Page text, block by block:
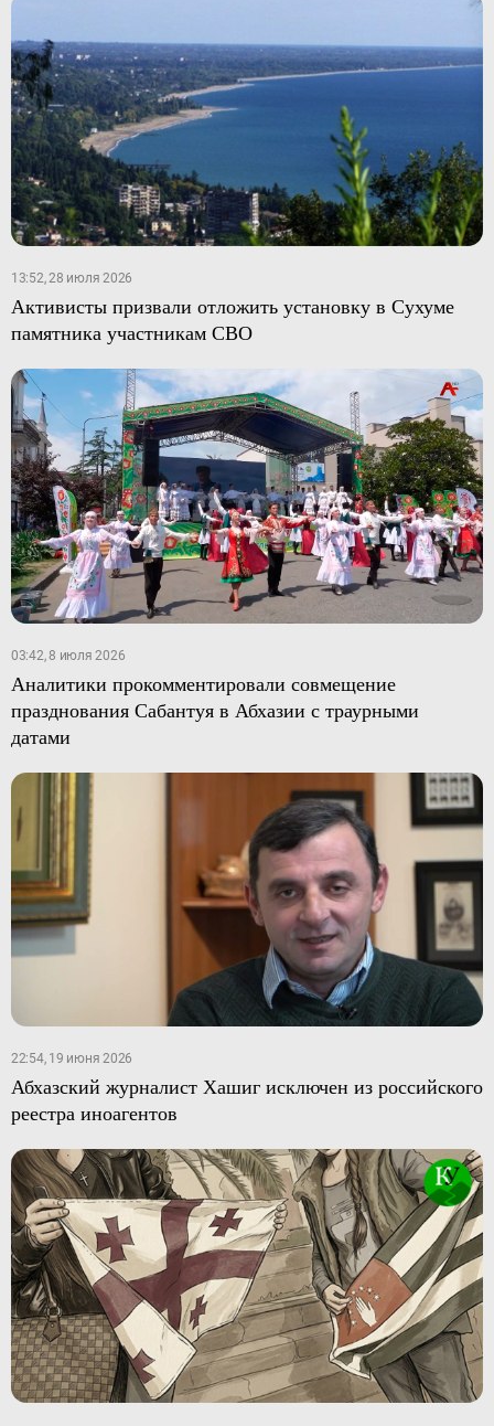
13:52, 28 июля 2026
Активисты призвали отложить установку в Сухуме
памятника участникам СВО
03:42, 8 июля 2026
Аналитики прокомментировали совмещение
празднования Сабантуя в Абхазии с траурными
датами
22:54, 19 июня 2026
Абхазский журналист Хашиг исключен из российского
реестра иноагентов